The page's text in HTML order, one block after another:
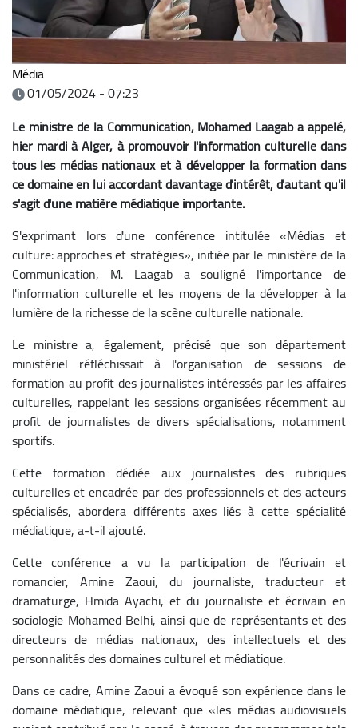
Média
01/05/2024 - 07:23
Le ministre de la Communication, Mohamed Laagab a appelé,
hier mardi à Alger, à promouvoir l'information culturelle dans
tous les médias nationaux et à développer la formation dans
ce domaine en lui accordant davantage d'intérêt, d'autant qu'il
s'agit d'une matière médiatique importante.
S'exprimant lors d'une conférence intitulée «Médias et
culture: approches et stratégies», initiée par le ministère de la
Communication, M. Laagab a souligné l'importance de
l'information culturelle et les moyens de la développer à la
lumière de la richesse de la scène culturelle nationale.
Le ministre a, également, précisé que son département
ministériel réfléchissait à l'organisation de sessions de
formation au profit des journalistes intéressés par les affaires
culturelles, rappelant les sessions organisées récemment au
profit de journalistes de divers spécialisations, notamment
sportifs.
Cette formation dédiée aux journalistes des rubriques
culturelles et encadrée par des professionnels et des acteurs
spécialisés, abordera différents axes liés à cette spécialité
médiatique, a-t-il ajouté.
Cette conférence a vu la participation de l'écrivain et
romancier, Amine Zaoui, du journaliste, traducteur et
dramaturge, Hmida Ayachi, et du journaliste et écrivain en
sociologie Mohamed Belhi, ainsi que de représentants et des
directeurs de médias nationaux, des intellectuels et des
personnalités des domaines culturel et médiatique.
Dans ce cadre, Amine Zaoui a évoqué son expérience dans le
domaine médiatique, relevant que «les médias audiovisuels